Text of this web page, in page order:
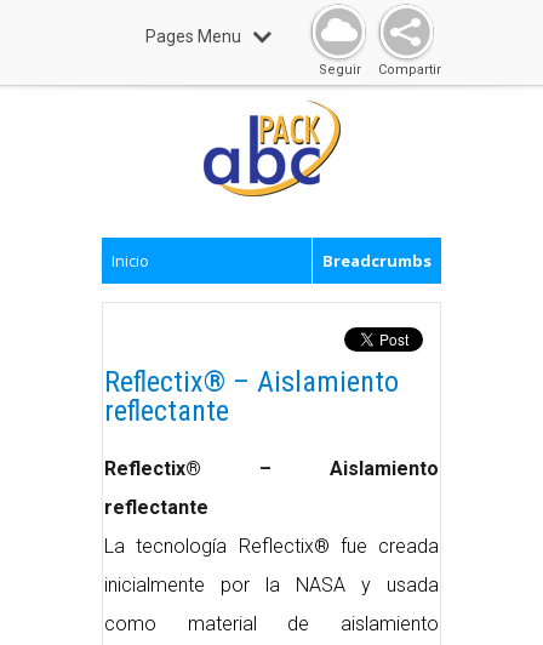
Pages Menu
Compartir
Seguir
Inicio Breadcrumbs
Reflectix® – Aislamiento
reflectante
Reflectix® – Aislamiento
reflectante
La tecnología Reflectix® fue creada
inicialmente por la NASA y usada
como material de aislamiento